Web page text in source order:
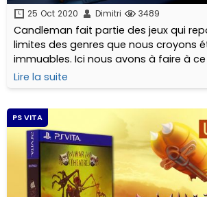
25 Oct 2020 Dimitri 3489
Candleman fait partie des jeux qui
limites des genres que nous croyons
immuables. Ici nous avons à faire à
être une simple platformer 3D en vue
que celui-ci nous propose une
Lire la suite
PS VITA